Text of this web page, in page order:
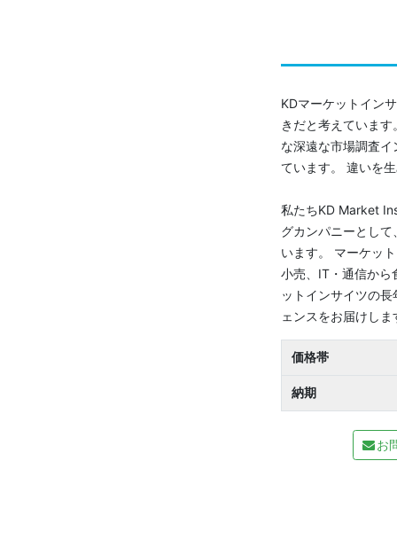
KDマーケットイン
きだと考えていま
な深遠な市場調査
ています。 違いを生
私たちKD Market
グカンパニーとし
います。 マーケッ
小売、IT・通信から
ットインサイツの
ェンスをお届けしま
価格帯
納期
お